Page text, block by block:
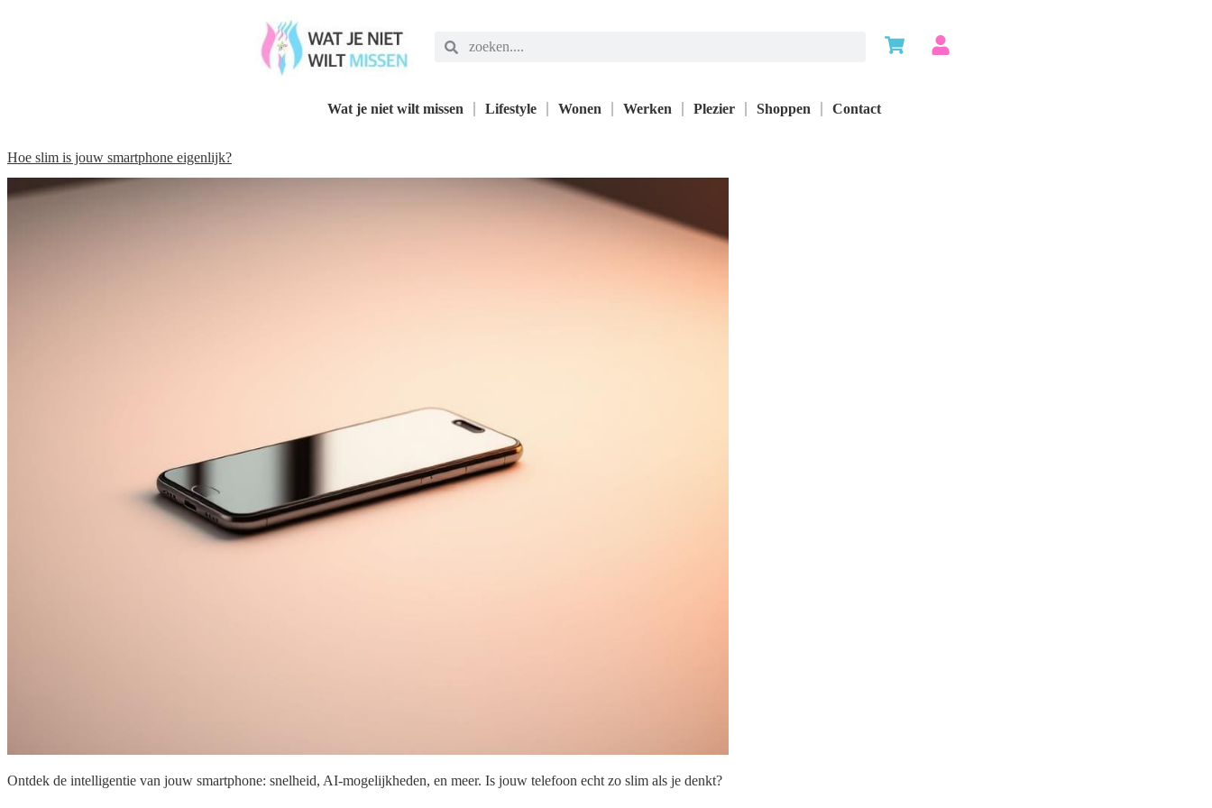
Wat je niet wilt missen Lifestyle Wonen Werken Plezier Shoppen Contact
Hoe slim is jouw smartphone eigenlijk?
Ontdek de intelligentie van jouw smartphone: snelheid, AI-mogelijkheden, en meer. Is jouw telefoon echt zo slim als je denkt?